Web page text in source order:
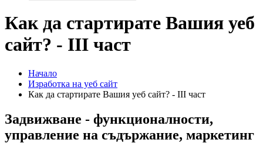
Как да стартирате Вашия уеб
сайт? - III част
Начало
Изработка на уеб сайт
Как да стартирате Вашия уеб сайт? - III част
Задвижване - функционалности,
управление на съдържание, маркетинг